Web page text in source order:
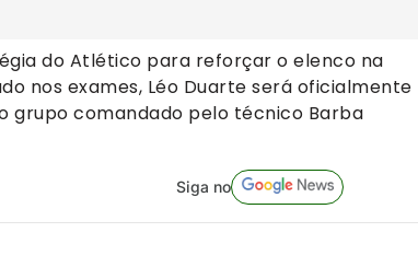
do Atlético para reforçar o elenco na
nos exames, Léo Duarte será oficialmente
grupo comandado pelo técnico Barba
Siga no